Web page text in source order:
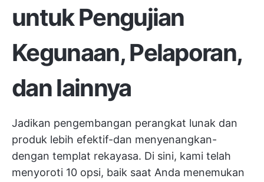
untuk Pengujian
Kegunaan, Pelaporan,
dan lainnya
Jadikan pengembangan perangkat lunak dan
produk lebih efektif-dan menyenangkan-
dengan templat rekayasa. Di sini, kami telah
menyoroti 10 opsi, baik saat Anda menemukan